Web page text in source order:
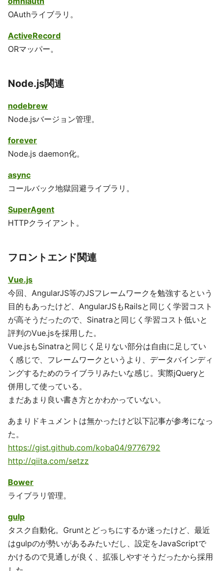
OAuthライブラリ。
ActiveRecord
ORマッパー。
Node.js関連
nodebrew
Node.jsバージョン管理。
forever
Node.js daemon化。
async
コールバック地獄回避ライブラリ。
SuperAgent
HTTPクライアント。
フロントエンド関連
Vue.js
今回、AngularJS等のJSフレームワークを勉強するという
目的もあったけど、AngularJSもRailsと同じく学習コスト
が高そうだったので、Sinatraと同じく学習コスト低いと
評判のVue.jsを採用した。
Vue.jsもSinatraと同じく足りない部分は自由に足してい
く感じで、フレームワークというより、データバインディ
ングするためのライブラリみたいな感じ。実際jQueryと
併用して使っている。
まだあまり良い書き方とかわかっていない。
あまりドキュメントは無かったけど以下記事が参考になっ
た。
https://gist.github.com/koba04/9776792
http://qiita.com/setzz
Bower
ライブラリ管理。
gulp
タスク自動化。Gruntとどっちにするか迷ったけど、最近
はgulpのが勢いがあるみたいだし、設定をJavaScriptで
かけるので見通しが良く、拡張しやすそうだったから採用